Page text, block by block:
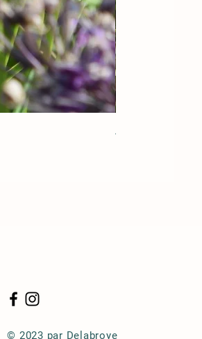
Acorus
© 2023 par Delabroye